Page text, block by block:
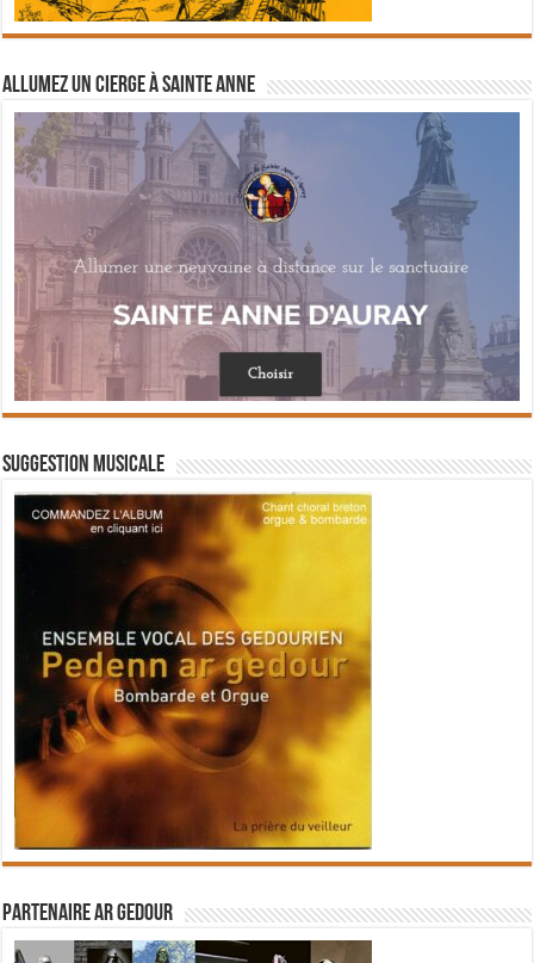
Allumez un cierge à Sainte Anne
Suggestion musicale
Partenaire Ar Gedour